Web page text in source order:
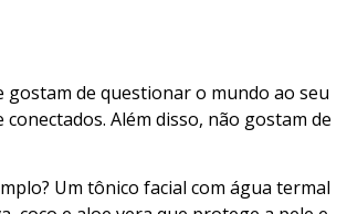
de questionar o mundo ao seu
Além disso, não gostam de
Um tônico facial com água termal